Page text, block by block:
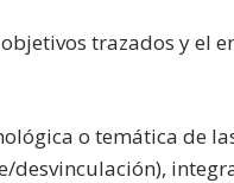
trazados y el
o temática de